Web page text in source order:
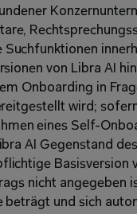
von Libra AI
Onboarding in
wird;
eines Self-
AI Gegenstand
Basisversion
nicht angegeben
und sich